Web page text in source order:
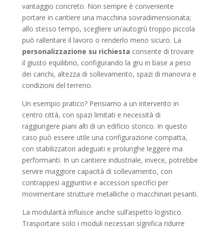
vantaggio concreto. Non sempre è conveniente
portare in cantiere una macchina sovradimensionata;
allo stesso tempo, scegliere un’autogrù troppo piccola
può rallentare il lavoro o renderlo meno sicuro. La
personalizzazione su richiesta consente di trovare
il giusto equilibrio, configurando la gru in base a peso
dei carichi, altezza di sollevamento, spazi di manovra e
condizioni del terreno.
Un esempio pratico? Pensiamo a un intervento in
centro città, con spazi limitati e necessità di
raggiungere piani alti di un edificio storico. In questo
caso può essere utile una configurazione compatta,
con stabilizzatori adeguati e prolunghe leggere ma
performanti. In un cantiere industriale, invece, potrebbe
servire maggiore capacità di sollevamento, con
contrappesi aggiuntivi e accessori specifici per
movimentare strutture metalliche o macchinari pesanti.
La modularità influisce anche sull’aspetto logistico.
Trasportare solo i moduli necessari significa ridurre